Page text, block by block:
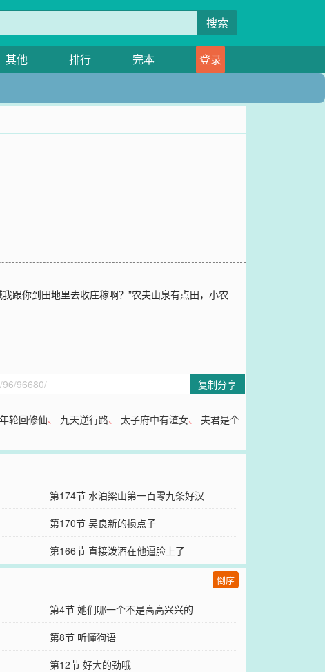
搜索
其他 排行 完本
登录
跟你到田地里去收庄稼啊？”农夫山泉有点田，小农
复制分享
轮回修仙、 九天逆行路、太子府中有渣女、 夫君是个
第174节 水泊梁山第一百零九条好汉
第170节 吴良新的损点子
第166节 直接泼酒在他逼脸上了
倒序
第4节 她们哪一个不是高高兴兴的
第8节 听懂狗语
第12节 好大的劲哦